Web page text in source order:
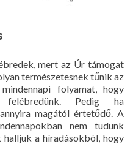
mert az Úr támogat
természetesnek tűnik az
folyamat, hogy
felébredünk. Pedig ha
magától értetődő. A
nem tudunk
a híradásokból, hogy